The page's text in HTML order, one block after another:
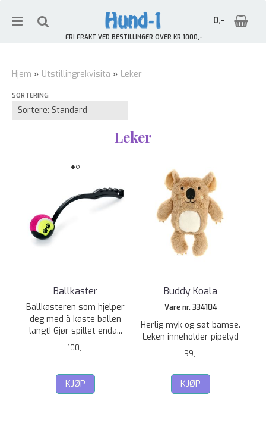
0,-
FRI FRAKT VED BESTILLINGER OVER KR 1000,-
Hjem » Utstillingrekvisita » Leker
SORTERING
Leker
Ballkaster
Ballkasteren som hjelper
deg med å kaste ballen
langt! Gjør spillet enda...
100,-
KJØP
Buddy Koala
Vare nr. 334104
Herlig myk og søt bamse.
Leken inneholder pipelyd
99,-
KJØP